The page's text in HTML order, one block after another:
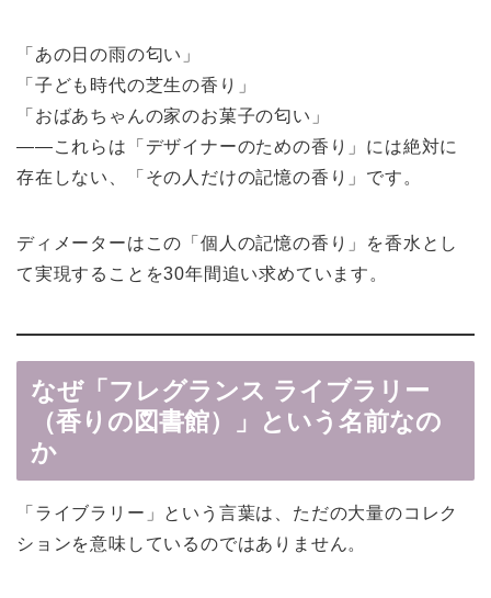
「あの日の雨の匂い」
「子ども時代の芝生の香り」
「おばあちゃんの家のお菓子の匂い」
——これらは「デザイナーのための香り」には絶対に
存在しない、「その人だけの記憶の香り」です。
ディメーターはこの「個人の記憶の香り」を香水とし
て実現することを30年間追い求めています。
なぜ「フレグランス ライブラリー
（香りの図書館）」という名前なの
か
「ライブラリー」という言葉は、ただの大量のコレク
ションを意味しているのではありません。